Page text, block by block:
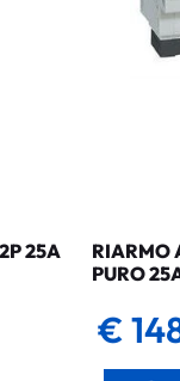
25A
RIARMO
PURO
€